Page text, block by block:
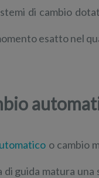
di cambio
esatto nel
o cambio
di guida matura